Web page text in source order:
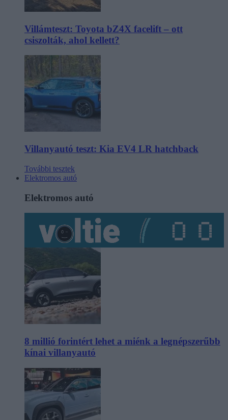
Villámteszt: Toyota bZ4X facelift – ott
csiszolták, ahol kellett?
Villanyautó teszt: Kia EV4 LR hatchback
További tesztek
Elektromos autó
Elektromos autó
8 millió forintért lehet a miénk a legnépszerűbb
kínai villanyautó